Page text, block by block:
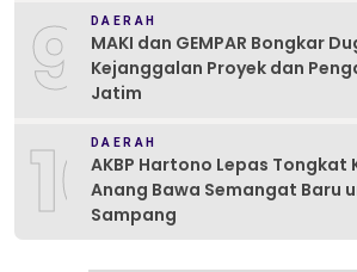
9 DAERAH
MAKI dan GEMPAR Bongkar
Kejanggalan Proyek dan
Jatim
10DAERAH
AKBP Hartono Lepas Tongkat
Anang Bawa Semangat Baru
Sampang